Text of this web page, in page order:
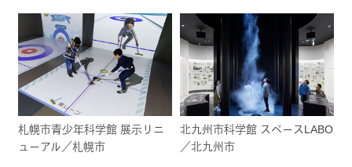
札幌市青少年科学館 展示リニ
ューアル／札幌市
北九州市科学館 スペースLABO
／北九州市